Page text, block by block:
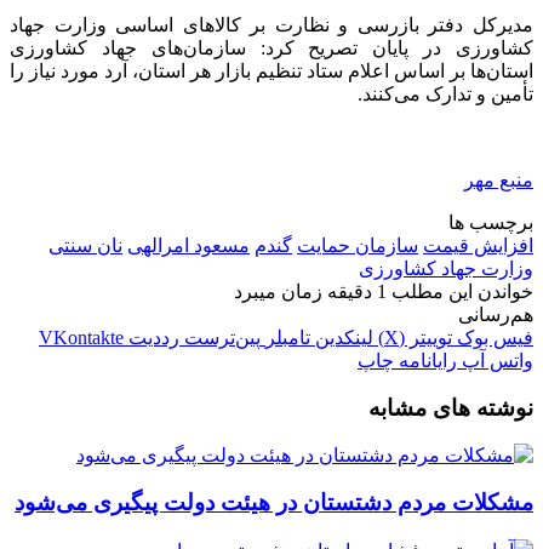
مدیرکل دفتر بازرسی و نظارت بر کالاهای اساسی وزارت جهاد
کشاورزی در پایان تصریح کرد: سازمان‌های جهاد کشاورزی
استان‌ها بر اساس اعلام ستاد تنظیم بازار هر استان، آرد مورد نیاز را
تأمین و تدارک می‌کنند.
منبع مهر
برچسب ها
افزایش قیمت سازمان حمایت گندم مسعود امرالهی نان سنتی
وزارت جهاد کشاورزی
خواندن این مطلب 1 دقیقه زمان میبرد
هم‌رسانی
فیس بوک توییتر (X) لینکدین ‫تامبلر ‫پین‌ترست ‫رددیت ‫VKontakte
واتس آپ رایانامه چاپ
نوشته های مشابه
مشکلات مردم دشتستان در هیئت دولت پیگیری می‌شود